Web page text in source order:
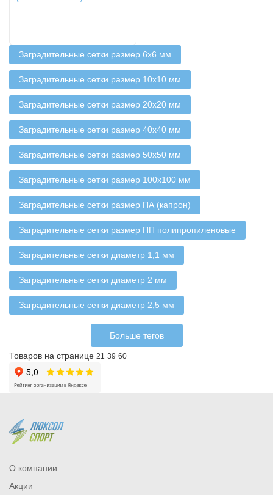
Заградительные сетки размер 6х6 мм
Заградительные сетки размер 10х10 мм
Заградительные сетки размер 20х20 мм
Заградительные сетки размер 40х40 мм
Заградительные сетки размер 50х50 мм
Заградительные сетки размер 100х100 мм
Заградительные сетки размер ПА (капрон)
Заградительные сетки размер ПП полипропиленовые
Заградительные сетки диаметр 1,1 мм
Заградительные сетки диаметр 2 мм
Заградительные сетки диаметр 2,5 мм
Больше тегов
Товаров на странице 21 39 60
О компании
Акции